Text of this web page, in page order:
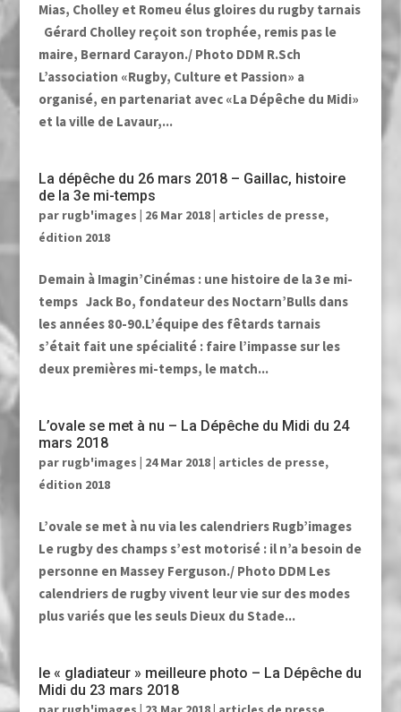
Mias, Cholley et Romeu élus gloires du rugby tarnais
Gérard Cholley reçoit son trophée, remis pas le
maire, Bernard Carayon./ Photo DDM R.Sch
L’association «Rugby, Culture et Passion» a
organisé, en partenariat avec «La Dépêche du Midi»
et la ville de Lavaur,...
La dépêche du 26 mars 2018 – Gaillac, histoire
de la 3e mi-temps
par rugb'images | 26 Mar 2018| articles de presse,
édition 2018
Demain à Imagin’Cinémas : une histoire de la 3e mi-
temps Jack Bo, fondateur des Noctarn’Bulls dans
les années 80-90.L’équipe des fêtards tarnais
s’était fait une spécialité : faire l’impasse sur les
deux premières mi-temps, le match...
L’ovale se met à nu – La Dépêche du Midi du 24
mars 2018
par rugb'images | 24 Mar 2018| articles de presse,
édition 2018
L’ovale se met à nu via les calendriers Rugb’images
Le rugby des champs s’est motorisé : il n’a besoin de
personne en Massey Ferguson./ Photo DDM Les
calendriers de rugby vivent leur vie sur des modes
plus variés que les seuls Dieux du Stade...
le « gladiateur » meilleure photo – La Dépêche du
Midi du 23 mars 2018